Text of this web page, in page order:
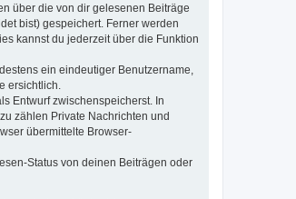
über die von dir gelesenen Beiträge
bist) gespeichert. Ferner werden
kannst du jederzeit über die Funktion
ein eindeutiger Benutzername,
ersichtlich.
Entwurf zwischenspeicherst. In
zählen Private Nachrichten und
übermittelte Browser-
Status von deinen Beiträgen oder